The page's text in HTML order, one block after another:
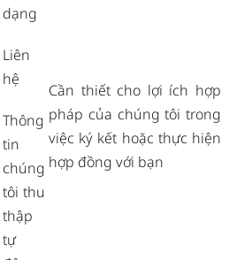
dạng
Liên
hệ
Thông
tin
chúng
tôi thu
thập
tự
Cần thiết cho lợi ích hợp
pháp của chúng tôi trong
việc ký kết hoặc thực hiện
hợp đồng với bạn